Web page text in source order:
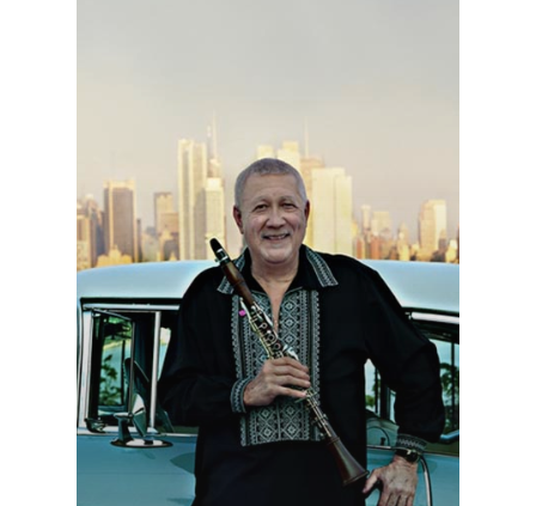
Castilla-La
Ciudad Real
Albacete
Cuenca
Guadalajara
Sanidad
Economía
Educación
Cultura